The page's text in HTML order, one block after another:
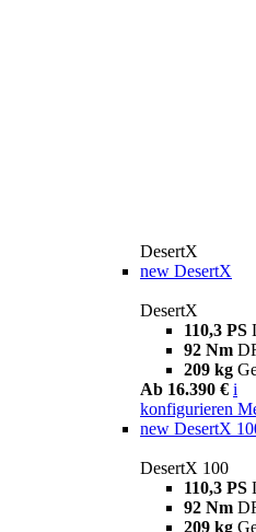
DesertX
new DesertX
DesertX
110,3 PS
92 Nm
209 kg
Ab 16.390 € i
konfigurieren
new DesertX
DesertX 100
110,3 PS
92 Nm
209 kg